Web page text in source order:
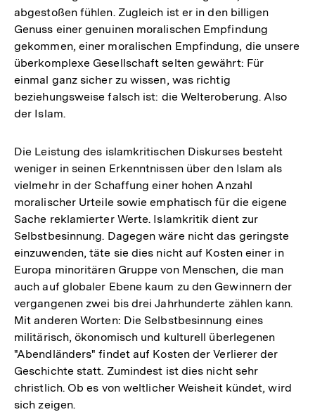
abgestoßen fühlen. Zugleich ist er in den billigen
Genuss einer genuinen moralischen Empfindung
gekommen, einer moralischen Empfindung, die unsere
überkomplexe Gesellschaft selten gewährt: Für
einmal ganz sicher zu wissen, was richtig
beziehungsweise falsch ist: die Welteroberung. Also
der Islam.
Die Leistung des islamkritischen Diskurses besteht
weniger in seinen Erkenntnissen über den Islam als
vielmehr in der Schaffung einer hohen Anzahl
moralischer Urteile sowie emphatisch für die eigene
Sache reklamierter Werte. Islamkritik dient zur
Selbstbesinnung. Dagegen wäre nicht das geringste
einzuwenden, täte sie dies nicht auf Kosten einer in
Europa minoritären Gruppe von Menschen, die man
auch auf globaler Ebene kaum zu den Gewinnern der
vergangenen zwei bis drei Jahrhunderte zählen kann.
Mit anderen Worten: Die Selbstbesinnung eines
militärisch, ökonomisch und kulturell überlegenen
"Abendländers" findet auf Kosten der Verlierer der
Geschichte statt. Zumindest ist dies nicht sehr
christlich. Ob es von weltlicher Weisheit kündet, wird
sich zeigen.